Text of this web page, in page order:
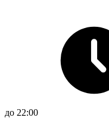
до 22:00